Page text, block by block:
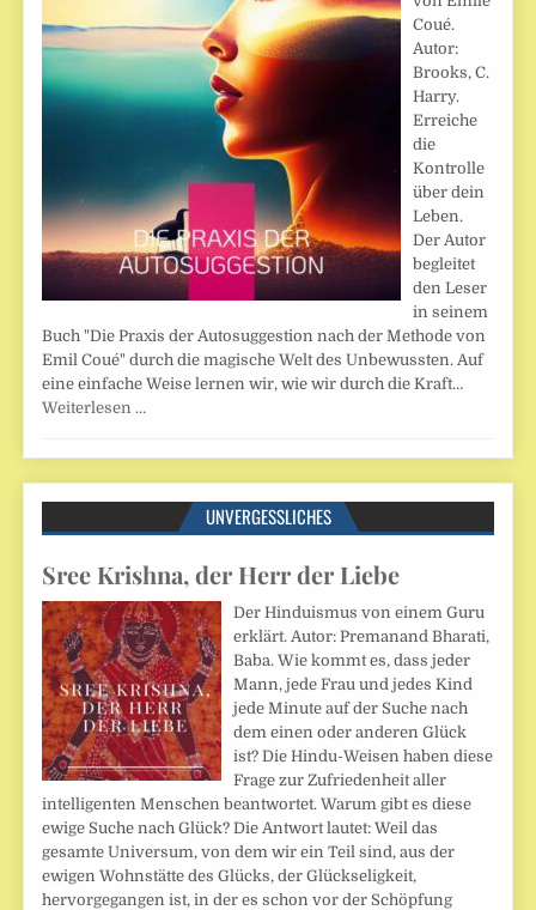
Coué.
Autor:
Brooks, C.
Harry.
Erreiche
die
Kontrolle
über dein
Leben.
Der Autor
begleitet
den Leser
in seinem
Buch "Die Praxis der Autosuggestion nach der Methode von
Emil Coué" durch die magische Welt des Unbewussten. Auf
eine einfache Weise lernen wir, wie wir durch die Kraft…
Weiterlesen …
UNVERGESSLICHES
Sree Krishna, der Herr der Liebe
Der Hinduismus von einem Guru
erklärt. Autor: Premanand Bharati,
Baba. Wie kommt es, dass jeder
Mann, jede Frau und jedes Kind
jede Minute auf der Suche nach
dem einen oder anderen Glück
ist? Die Hindu-Weisen haben diese
Frage zur Zufriedenheit aller
intelligenten Menschen beantwortet. Warum gibt es diese
ewige Suche nach Glück? Die Antwort lautet: Weil das
gesamte Universum, von dem wir ein Teil sind, aus der
ewigen Wohnstätte des Glücks, der Glückseligkeit,
hervorgegangen ist, in der es schon vor der Schöpfung